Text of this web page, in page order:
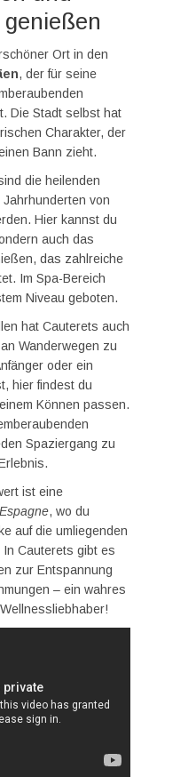
Ort in den
, der für seine
Die Stadt selbst hat
Charakter, der
Bann zieht.
die heilenden
von
Hier kannst du
auch das
das zahlreiche
Im Spa-Bereich
Niveau geboten.
hat Cauterets auch
Wanderwegen zu
oder ein
hier findest du
Können passen.
Spaziergang zu
ist eine
, wo du
auf die umliegenden
Cauterets gibt es
zur Entspannung
– ein wahres